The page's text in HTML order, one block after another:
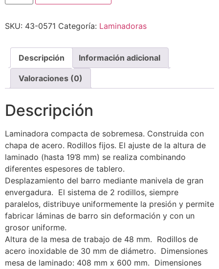
SKU: 43-0571 Categoría: Laminadoras
Descripción Información adicional
Valoraciones (0)
Descripción
Laminadora compacta de sobremesa. Construida con
chapa de acero. Rodillos fijos. El ajuste de la altura de
laminado (hasta 19’8 mm) se realiza combinando
diferentes espesores de tablero.
Desplazamiento del barro mediante manivela de gran
envergadura. El sistema de 2 rodillos, siempre
paralelos, distribuye uniformemente la presión y permite
fabricar láminas de barro sin deformación y con un
grosor uniforme.
Altura de la mesa de trabajo de 48 mm. Rodillos de
acero inoxidable de 30 mm de diámetro. Dimensiones
mesa de laminado: 408 mm x 600 mm. Dimensiones